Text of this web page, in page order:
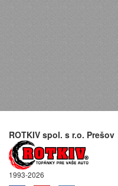
ROTKIV spol. s r.o. Prešov
1993-2026